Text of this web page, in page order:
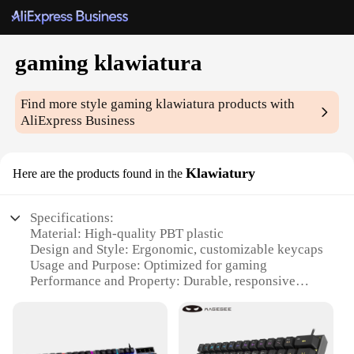
gaming klawiatura
Find more style gaming klawiatura products with
AliExpress Business
Here are the products found in the Klawiatury
Specifications:
Material: High-quality PBT plastic
Design and Style: Ergonomic, customizable keycaps
Usage and Purpose: Optimized for gaming
Performance and Property: Durable, responsive
Parts and Accessories: Includes keycap sets for
Applicable People: Gamers and enthusiasts seeking